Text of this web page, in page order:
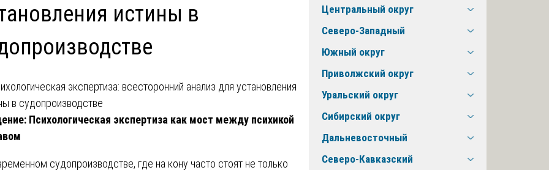
истины в
Психологическая экспертиза как мост между психикой
судопроизводстве, где на кону часто стоят не только
Центральный округ
Северо-Западный
Южный округ
Приволжский округ
Уральский округ
Сибирский округ
Дальневосточный
Северо-Кавказский